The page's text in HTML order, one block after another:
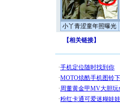
小丫青涩童年照曝光
【相关链接】